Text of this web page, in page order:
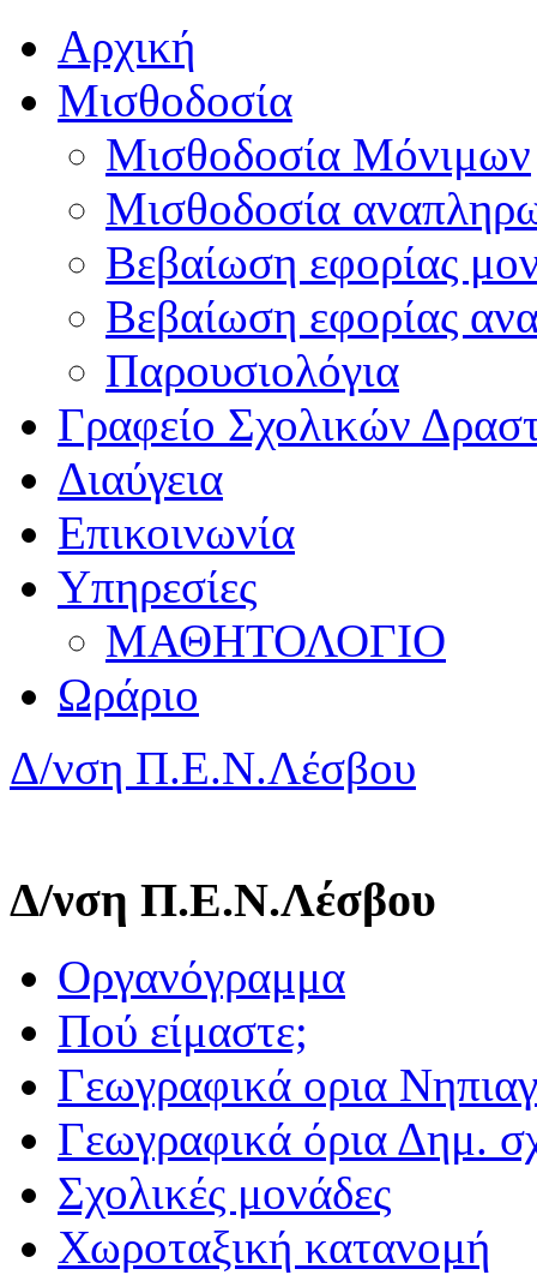
Αρχική
Μισθοδοσία
Μισθοδοσία Μόνιμων
Μισθοδοσία
Βεβαίωση εφορίας
Βεβαίωση εφορίας
Παρουσιολόγια
Γραφείο Σχολικών
Διαύγεια
Επικοινωνία
Υπηρεσίες
ΜΑΘΗΤΟΛΟΓΙΟ
Ωράριο
Δ/νση Π.Ε.Ν.Λέσβου
Δ/νση Π.Ε.Ν.Λέσβου
Οργανόγραμμα
Πού είμαστε;
Γεωγραφικά ορια
Γεωγραφικά όρια Δημ.
Σχολικές μονάδες
Χωροταξική κατανομή